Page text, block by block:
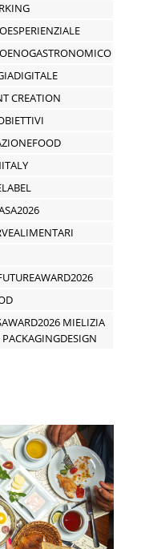
CREATION
MIELIZIA